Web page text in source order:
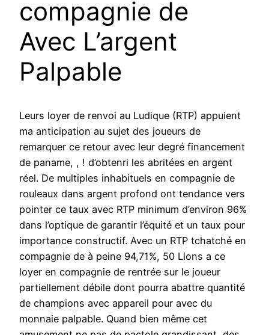
compagnie de
Avec L’argent
Palpable
Leurs loyer de renvoi au Ludique (RTP) appuient
ma anticipation au sujet des joueurs de
remarquer ce retour avec leur degré financement
de paname, , ! d’obtenri les abritées en argent
réel. De multiples inhabituels en compagnie de
rouleaux dans argent profond ont tendance vers
pointer ce taux avec RTP minimum d’environ 96%
dans l’optique de garantir l’équité et un taux pour
importance constructif. Avec un RTP tchatché en
compagnie de à peine 94,71%, 50 Lions a ce
loyer en compagnie de rentrée sur le joueur
partiellement débile dont pourra abattre quantité
de champions avec appareil pour avec du
monnaie palpable. Quand bien même cet